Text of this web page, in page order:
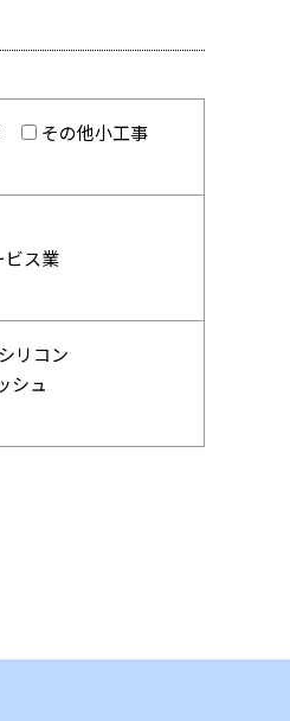
その他小工事
ビス業
リコン
シュ